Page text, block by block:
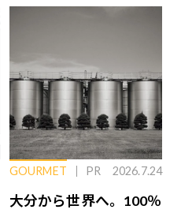
GOURMET PR 2026.7.24
大分から世界へ。100％